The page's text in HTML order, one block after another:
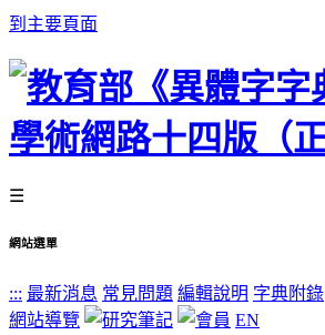
到主要頁面
☰
網站選單
::: 最新消息 常見問題 編輯說明 字典附錄
網站導覽
EN